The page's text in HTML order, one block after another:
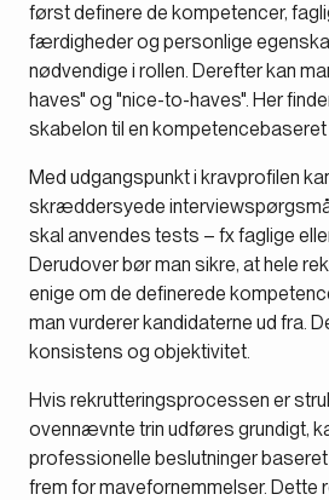
først definere de kompetencer,
færdigheder og personlige
nødvendige i rollen. Derefter kan
haves" og "nice-to-haves". Her
skabelon til en kompetencebaseret
Med udgangspunkt i kravprofilen
skræddersyede
skal anvendes tests – fx faglige
Derudover bør man sikre, at hele
enige om de definerede
man vurderer kandidaterne ud fra.
konsistens og objektivitet.
Hvis rekrutteringsprocessen er
ovennævnte trin udføres grundigt,
professionelle beslutninger
frem for mavefornemmelser. Dette